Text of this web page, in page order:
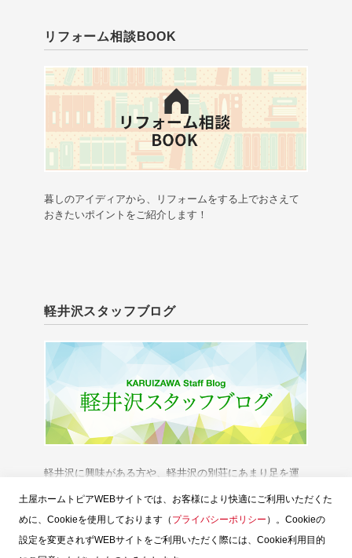
リフォーム相談BOOK
暮しのアイディアから、リフォームをする上でおさえて
おきたいポイントをご紹介します！
軽井沢スタッフブログ
軽井沢に興味がある方や、軽井沢の別荘にあまり足を運
土屋ホームトピアWEBサイトでは、お客様により快適にご利用いただくた
めに、Cookieを使用しております（ プライバシーポリシー ）。Cookieの
設定を変更されずWEBサイトをご利用いただく際には、Cookie利用目的